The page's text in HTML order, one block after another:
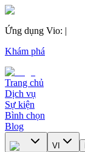
Ứng dụng Vio: |
Khám phá
Trang chủ
Dịch vụ
Sự kiện
Bình chọn
Blog
VI